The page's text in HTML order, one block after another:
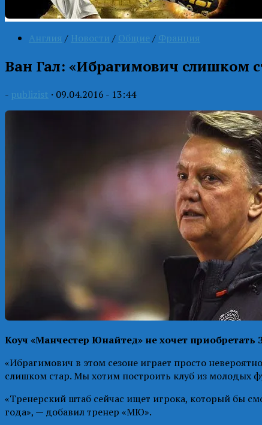
Англия / Новости / Общие / Франция
Ван Гал: «Ибрагимович слишком
- publizist · 09.04.2016 - 13:44
Коуч «Манчестер Юнайтед» не хочет приобретать
«Ибрагимович в этом сезоне играет просто
слишком стар. Мы хотим построить клуб из молодых
«Тренерский штаб сейчас ищет игрока, который бы
года», — добавил тренер «МЮ».